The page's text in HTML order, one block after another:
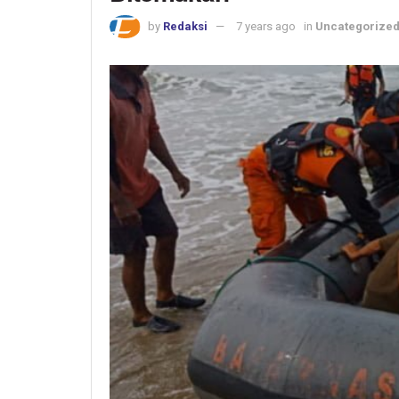
by Redaksi 7 years ago in Uncategorized